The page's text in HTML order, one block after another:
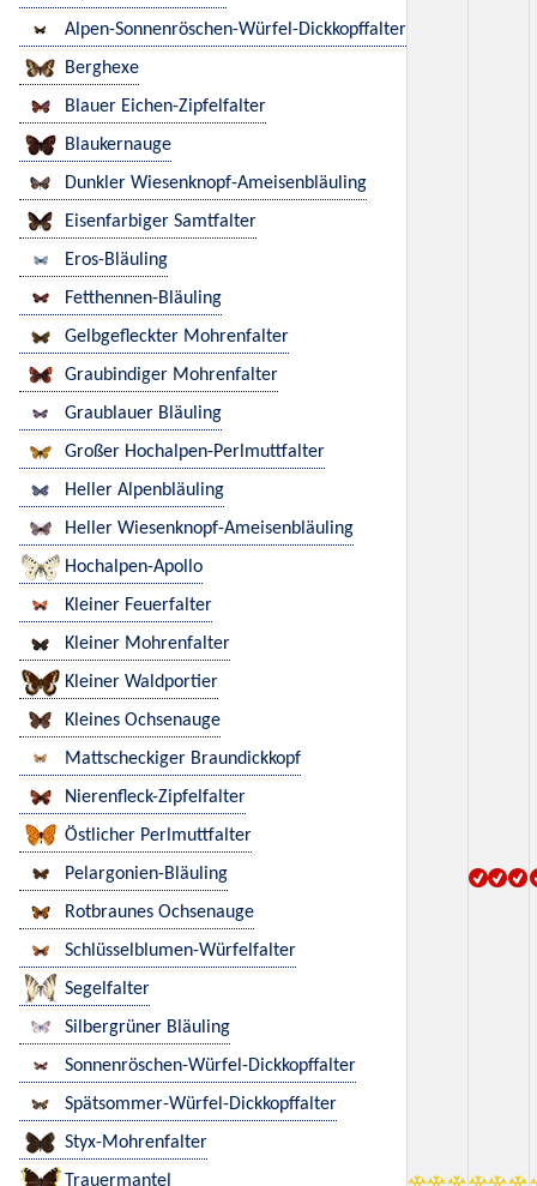
Alpen-Sonnenröschen-Würfel-Dickkopffalter
Berghexe
Blauer Eichen-Zipfelfalter
Blaukernauge
Dunkler Wiesenknopf-Ameisenbläuling
Eisenfarbiger Samtfalter
Eros-Bläuling
Fetthennen-Bläuling
Gelbgefleckter Mohrenfalter
Graubindiger Mohrenfalter
Graublauer Bläuling
Großer Hochalpen-Perlmuttfalter
Heller Alpenbläuling
Heller Wiesenknopf-Ameisenbläuling
Hochalpen-Apollo
Kleiner Feuerfalter
Kleiner Mohrenfalter
Kleiner Waldportier
Kleines Ochsenauge
Mattscheckiger Braundickkopf
Nierenfleck-Zipfelfalter
Östlicher Perlmuttfalter
Pelargonien-Bläuling
Rotbraunes Ochsenauge
Schlüsselblumen-Würfelfalter
Segelfalter
Silbergrüner Bläuling
Sonnenröschen-Würfel-Dickkopffalter
Spätsommer-Würfel-Dickkopffalter
Styx-Mohrenfalter
Trauermantel